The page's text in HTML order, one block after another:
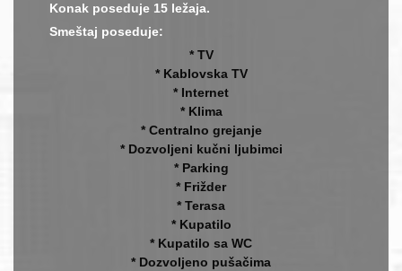
Konak poseduje 15 ležaja.
Smeštaj poseduje:
* TV
* Kablovska TV
* Internet
* Klima
* Centralno grejanje
* Dozvoljeni kučni ljubimci
* Parking
* Frižder
* Terasa
* Kupatilo
* Kupatilo sa WC
* Dozvoljeno pušačima